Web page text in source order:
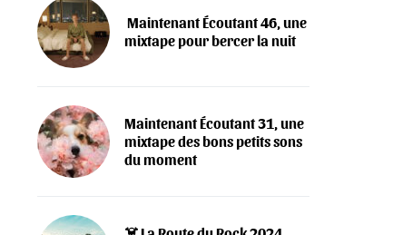
‍️ Maintenant Écoutant 46, une
mixtape pour bercer la nuit
Maintenant Écoutant 31, une
mixtape des bons petits sons
du moment